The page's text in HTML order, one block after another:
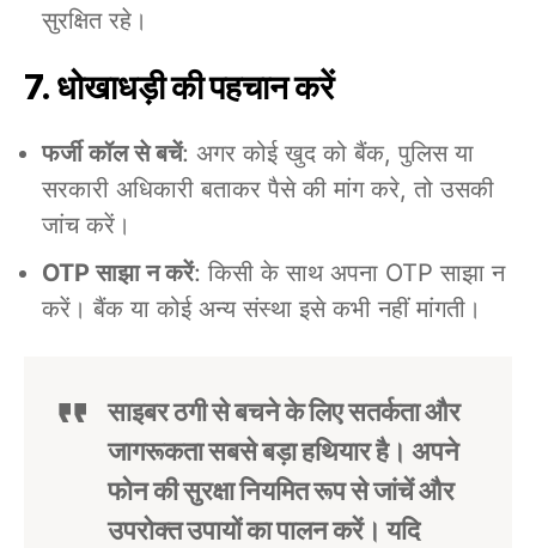
सुरक्षित रहे।
7. धोखाधड़ी की पहचान करें
फर्जी कॉल से बचें: अगर कोई खुद को बैंक, पुलिस या
सरकारी अधिकारी बताकर पैसे की मांग करे, तो उसकी
जांच करें।
OTP साझा न करें: किसी के साथ अपना OTP साझा न
करें। बैंक या कोई अन्य संस्था इसे कभी नहीं मांगती।
साइबर ठगी से बचने के लिए सतर्कता और
जागरूकता सबसे बड़ा हथियार है। अपने
फोन की सुरक्षा नियमित रूप से जांचें और
उपरोक्त उपायों का पालन करें। यदि